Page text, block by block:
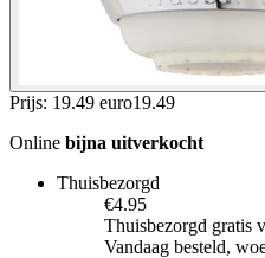
Prijs: 19.49 euro19.49
Online bijna uitverkocht
Thuisbezorgd
€4.95
Thuisbezorgd gratis
Vandaag besteld,